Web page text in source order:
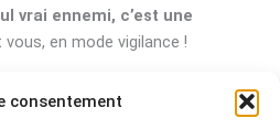
consentement
vrai ennemi, c’est une
vous, en mode vigilance !
Article suivant→